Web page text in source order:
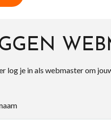
log je in als webmaster om